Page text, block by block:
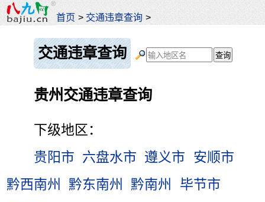
首页 > 交通违章查询 >
交通违章查询
贵州交通违章查询
下级地区：
贵阳市 六盘水市 遵义市
安顺市
黔西南州
黔东南州 黔南州
毕节市